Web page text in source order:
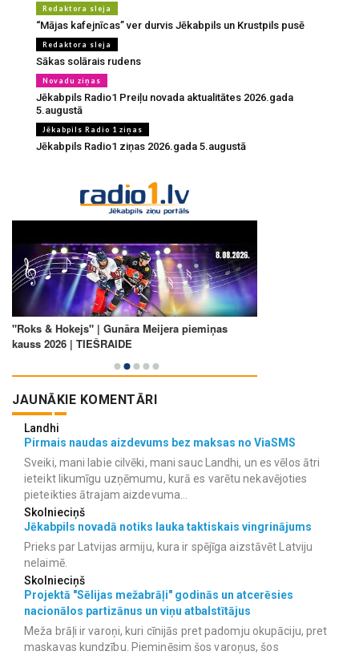
Redaktora sleja
“Mājas kafejnīcas” ver durvis Jēkabpils un Krustpils pusē
Redaktora sleja
Sākas solārais rudens
Novadu ziņas
Jēkabpils Radio1 Preiļu novada aktualitātes 2026.gada
5.augustā
Jēkabpils Radio 1 ziņas
Jēkabpils Radio1 ziņas 2026.gada 5.augustā
JAUNĀKIE KOMENTĀRI
Landhi
Pirmais naudas aizdevums bez maksas no ViaSMS
Sveiki, mani labie cilvēki, mani sauc Landhi, un es vēlos ātri
ieteikt likumīgu uzņēmumu, kurā es varētu nekavējoties
pieteikties ātrajam aizdevuma...
Skolnieciņš
Jēkabpils novadā notiks lauka taktiskais vingrinājums
Prieks par Latvijas armiju, kura ir spējīga aizstāvēt Latviju
nelaimē.
Skolnieciņš
Projektā "Sēlijas mežabrāļi" godinās un atcerēsies
nacionālos partizānus un viņu atbalstītājus
Meža brāļi ir varoņi, kuri cīnijās pret padomju okupāciju, pret
maskavas kundzību. Pieminēsim šos varoņus, šos